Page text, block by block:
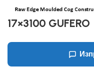
17×3100 GUFERO